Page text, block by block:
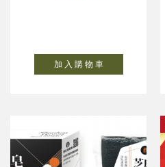
加 入 購 物 車